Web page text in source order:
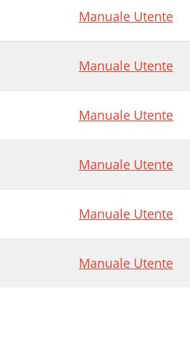
Manuale Utente
Manuale Utente
Manuale Utente
Manuale Utente
Manuale Utente
Manuale Utente